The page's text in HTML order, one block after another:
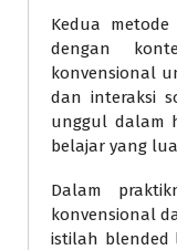
Kedua
dengan
konvensional
dan interaksi
unggul dalam
belajar yang
Dalam
konvensional
istilah blended